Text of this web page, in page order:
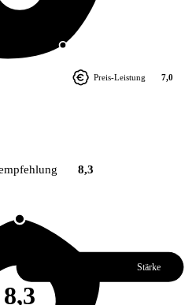
Preis-Leistung 7,0
8,3
8,3
Stärke